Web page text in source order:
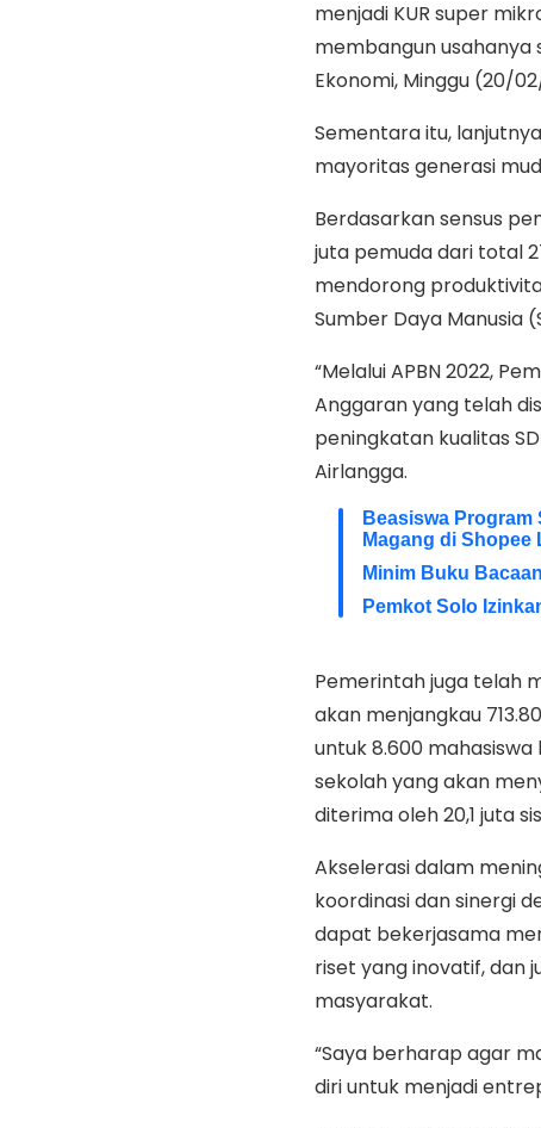
menjadi KUR super
membangun usahanya
Ekonomi, Minggu (20/
Sementara itu,
mayoritas generasi
Berdasarkan sensus
juta pemuda dari total
mendorong
Sumber Daya Manusia
“Melalui APBN 2022,
Anggaran yang telah
peningkatan kualitas
Airlangga.
Beasiswa
Magang di Shopee
Minim Buku
Pemkot Solo
Pemerintah juga telah
akan menjangkau
untuk 8.600
sekolah yang akan
diterima oleh 20,1 juta
Akselerasi dalam
koordinasi dan sinergi
dapat bekerjasama
riset yang inovatif, dan
masyarakat.
“Saya berharap agar
diri untuk menjadi